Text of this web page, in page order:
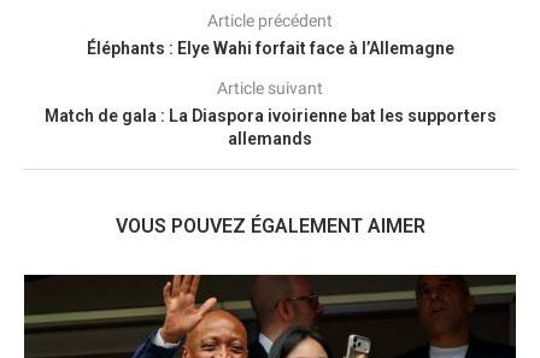
Article précédent
Éléphants : Elye Wahi forfait face à l’Allemagne
Article suivant
Match de gala : La Diaspora ivoirienne bat les supporters
allemands
VOUS POUVEZ ÉGALEMENT AIMER